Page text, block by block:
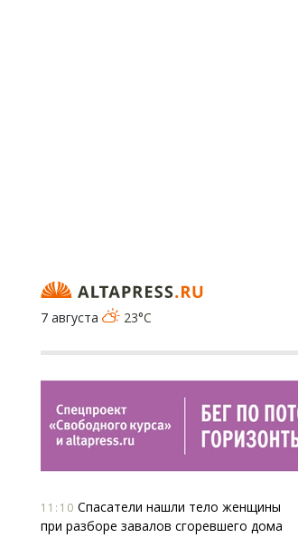
7 августа
23°C
11:10 Спасатели нашли тело женщины
при разборе завалов сгоревшего дома